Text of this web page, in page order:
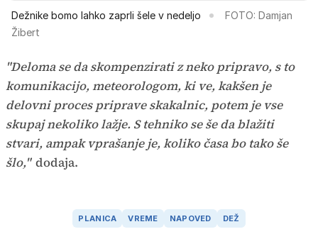
Dežnike bomo lahko zaprli šele v nedeljo
FOTO: Damjan
Žibert
"Deloma se da skompenzirati z neko pripravo, s to
komunikacijo, meteorologom, ki ve, kakšen je
delovni proces priprave skakalnic, potem je vse
skupaj nekoliko lažje. S tehniko se še da blažiti
stvari, ampak vprašanje je, koliko časa bo tako še
šlo," dodaja.
PLANICA VREME NAPOVED DEŽ